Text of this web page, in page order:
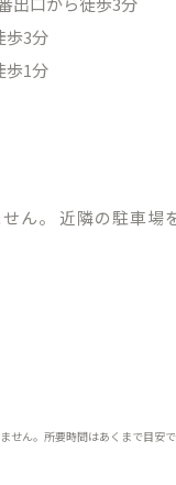
歩3分
歩1分
ん。 近隣の駐車場
ん。所要時間はあくまで目安で